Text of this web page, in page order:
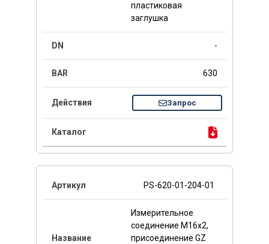
пластиковая
заглушка
-
630
Запрос
PS-620-01-204-01
Измерительное
соединение M16x2,
присоединение GZ